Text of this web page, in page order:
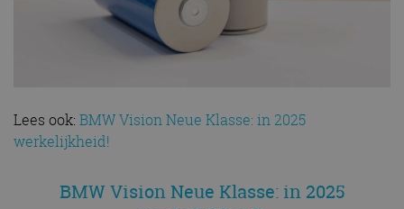
Lees ook: BMW Vision Neue Klasse: in 2025
werkelijkheid!
BMW Vision Neue Klasse: in 2025